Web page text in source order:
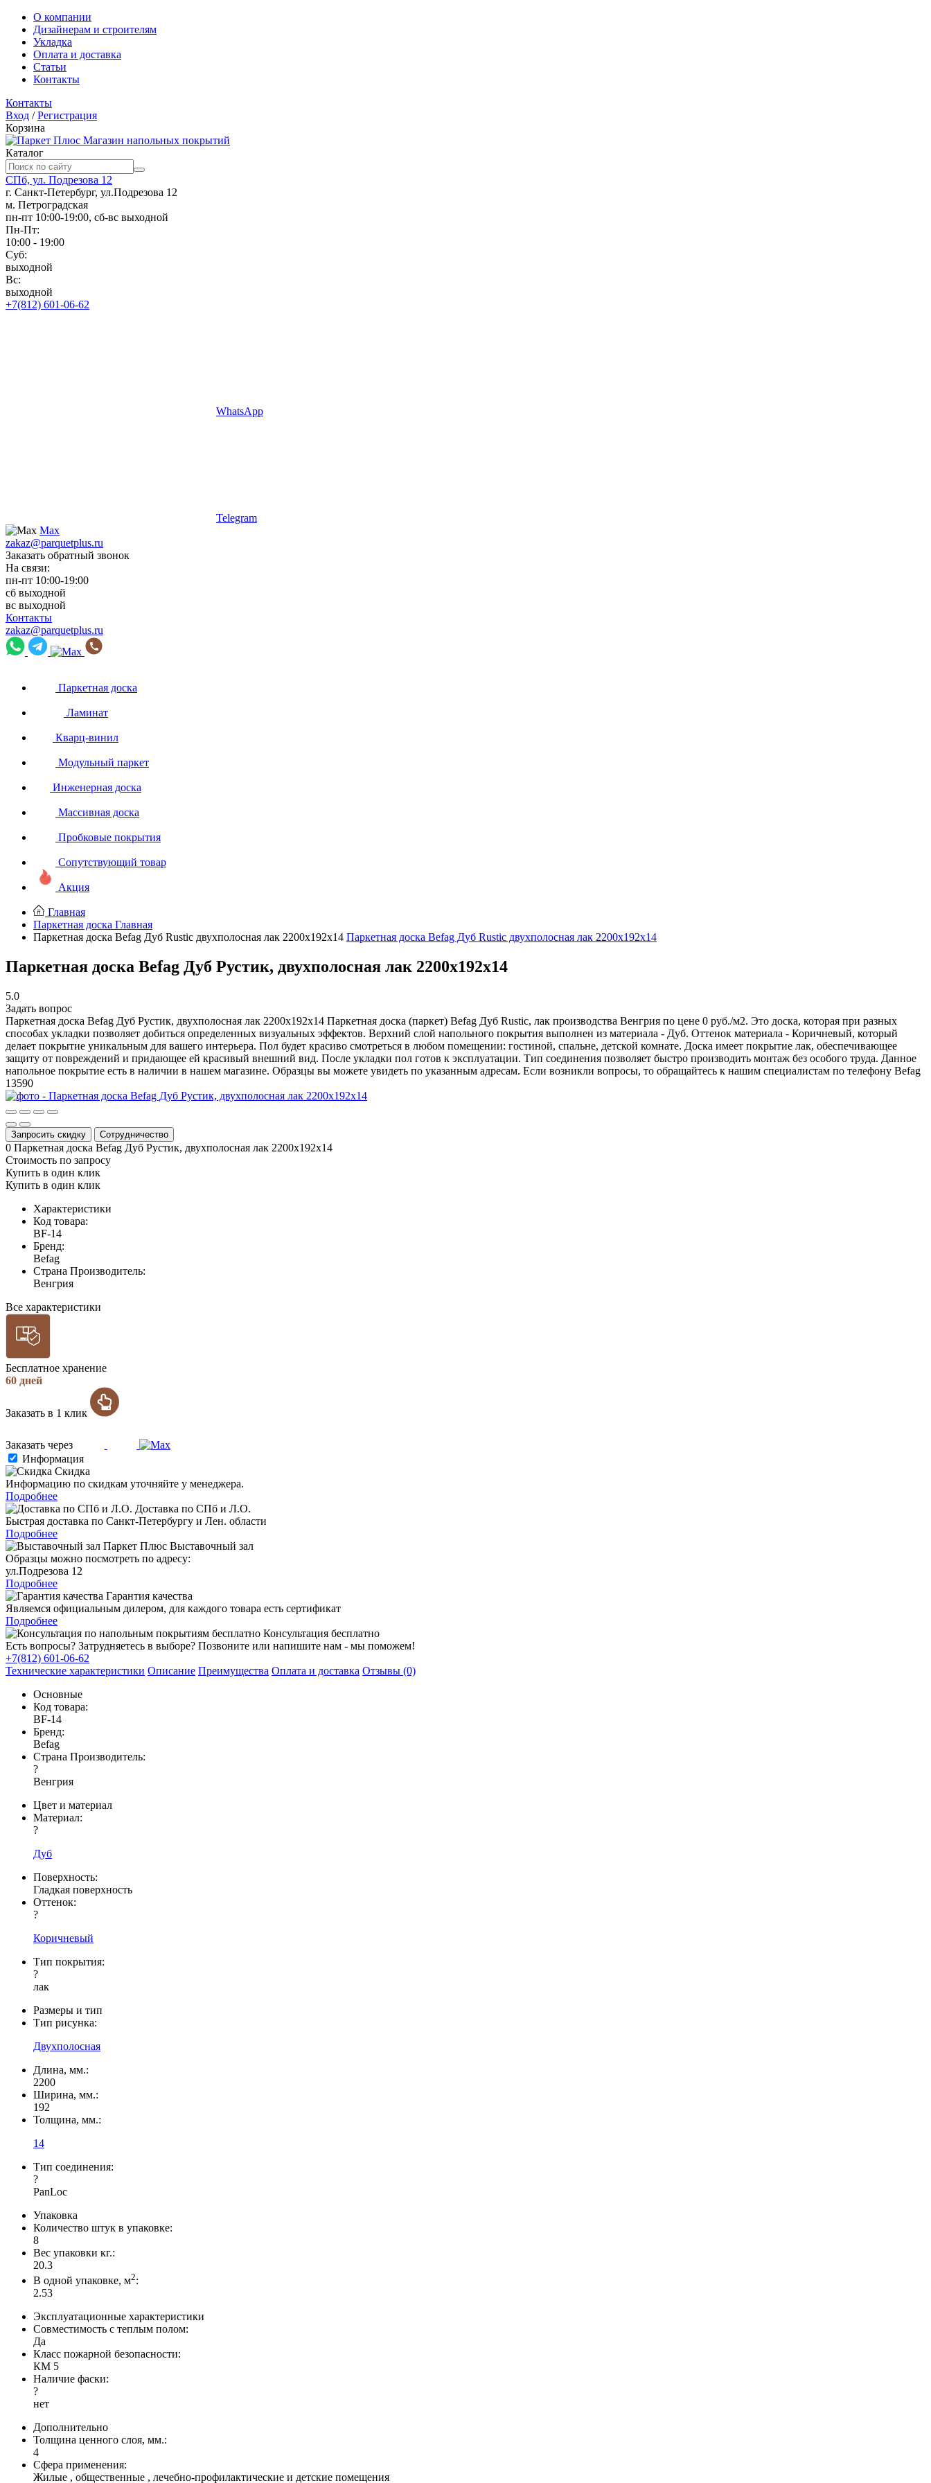
О компании
Дизайнерам и строителям
Укладка
Оплата и доставка
Статьи
Контакты
Контакты
Вход /Регистрация
Корзина
Магазин напольных покрытий
Каталог
СПб, ул. Подрезова 12
г. Санкт-Петербург, ул.Подрезова 12
м. Петроградская
пн-пт 10:00-19:00, сб-вс выходной
Пн-Пт:
10:00 - 19:00
Суб:
выходной
Вс:
выходной
+7(812) 601-06-62
WhatsApp
Telegram
Max
zakaz@parquetplus.ru
Заказать обратный звонок
На связи:
пн-пт 10:00-19:00
сб выходной
вс выходной
Контакты
zakaz@parquetplus.ru
Паркетная доска
Ламинат
Кварц-винил
Модульный паркет
Инженерная доска
Массивная доска
Пробковые покрытия
Сопутствующий товар
Акция
Главная
Паркетная доска Главная
Паркетная доска Befag Дуб Rustic двухполосная лак 2200х192х14 Паркетная доска Befag Дуб Rustic двухполосная лак 2200х192х14
Паркетная доска Befag Дуб Рустик, двухполосная лак 2200х192х14
5.0
Задать вопрос
Паркетная доска Befag Дуб Рустик, двухполосная лак 2200х192х14 Паркетная доска (паркет) Befag Дуб Rustic, лак производства Венгрия по цене 0 руб./м2. Это доска, которая при разных
способах укладки позволяет добиться определенных визуальных эффектов. Верхний слой напольного покрытия выполнен из материала - Дуб. Оттенок материала - Коричневый, который
делает покрытие уникальным для вашего интерьера. Пол будет красиво смотреться в любом помещении: гостиной, спальне, детской комнате. Доска имеет покрытие лак, обеспечивающее
защиту от повреждений и придающее ей красивый внешний вид. После укладки пол готов к эксплуатации. Тип соединения позволяет быстро производить монтаж без особого труда. Данное
напольное покрытие есть в наличии в нашем магазине. Образцы вы можете увидеть по указанным адресам. Если возникли вопросы, то обращайтесь к нашим специалистам по телефону Befag
13590
Запросить скидку Сотрудничество
0 Паркетная доска Befag Дуб Рустик, двухполосная лак 2200х192х14
Стоимость по запросу
Купить в один клик
Купить в один клик
Характеристики
Код товара:
BF-14
Бренд:
Befag
Страна Производитель:
Венгрия
Все характеристики
Бесплатное хранение
60 дней
Заказать в 1 клик
Заказать через
Информация
Скидка
Информацию по скидкам уточняйте у менеджера.
Подробнее
Доставка по СПб и Л.О.
Быстрая доставка по Санкт-Петербургу и Лен. области
Подробнее
Выставочный зал
Образцы можно посмотреть по адресу:
ул.Подрезова 12
Подробнее
Гарантия качества
Являемся официальным дилером, для каждого товара есть сертификат
Подробнее
Консультация бесплатно
Есть вопросы? Затрудняетесь в выборе? Позвоните или напишите нам - мы поможем!
+7(812) 601-06-62
Технические характеристики Описание Преимущества Оплата и доставка Отзывы (0)
Основные
Код товара:
BF-14
Бренд:
Befag
Страна Производитель:
?
Венгрия
Цвет и материал
Материал:
?
Дуб
Поверхность:
Гладкая поверхность
Оттенок:
?
Коричневый
Тип покрытия:
?
лак
Размеры и тип
Тип рисунка:
Двухполосная
Длина, мм.:
2200
Ширина, мм.:
192
Толщина, мм.:
14
Тип соединения:
?
PanLoc
Упаковка
Количество штук в упаковке:
8
Вес упаковки кг.:
20.3
В одной упаковке, м2:
2.53
Эксплуатационные характеристики
Совместимость с теплым полом:
Да
Класс пожарной безопасности:
КМ 5
Наличие фаски:
?
нет
Дополнительно
Толщина ценного слоя, мм.:
4
Сфера применения:
Жилые , общественные , лечебно-профилактические и детские помещения